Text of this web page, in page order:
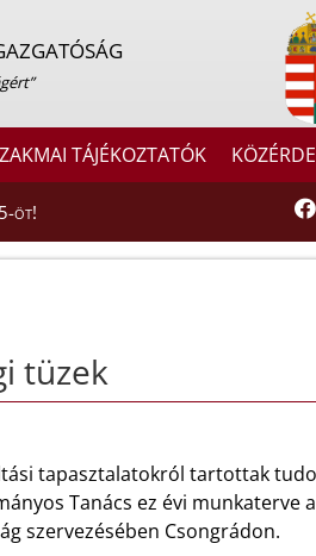
TÁJÉKOZTATÓK
öt!
tüzek
tapasztalatokról tartottak
Tanács ez évi munkaterve
szervezésében Csongrádon.